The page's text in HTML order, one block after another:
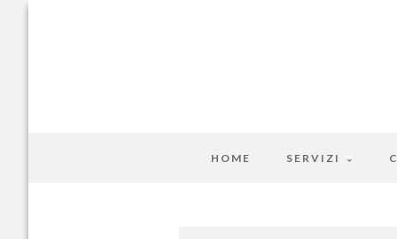
HOME SERVIZI